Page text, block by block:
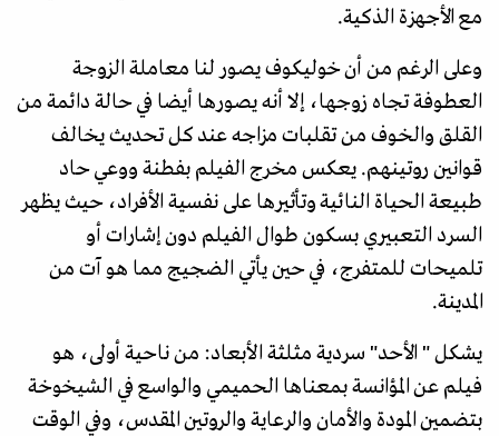
مع الأجهزة الذكية.
وعلى الرغم من أن خوليكوف يصور لنا معاملة الزوجة
العطوفة تجاه زوجها، إلا أنه يصورها أيضا في حالة دائمة من
القلق والخوف من تقلبات مزاجه عند كل تحديث يخالف
قوانين روتينهم. يعكس مخرج الفيلم بفطنة ووعي حاد
طبيعة الحياة النائية وتأثيرها على نفسية الأفراد، حيث يظهر
السرد التعبيري بسكون طوال الفيلم دون إشارات أو
تلميحات للمتفرج، في حين يأتي الضجيج مما هو آت من
المدينة.
يشكل " الأحد" سردية مثلثة الأبعاد: من ناحية أولى، هو
فيلم عن المؤانسة بمعناها الحميمي والواسع في الشيخوخة
بتضمين المودة والأمان والرعاية والروتين المقدس، وفي الوقت